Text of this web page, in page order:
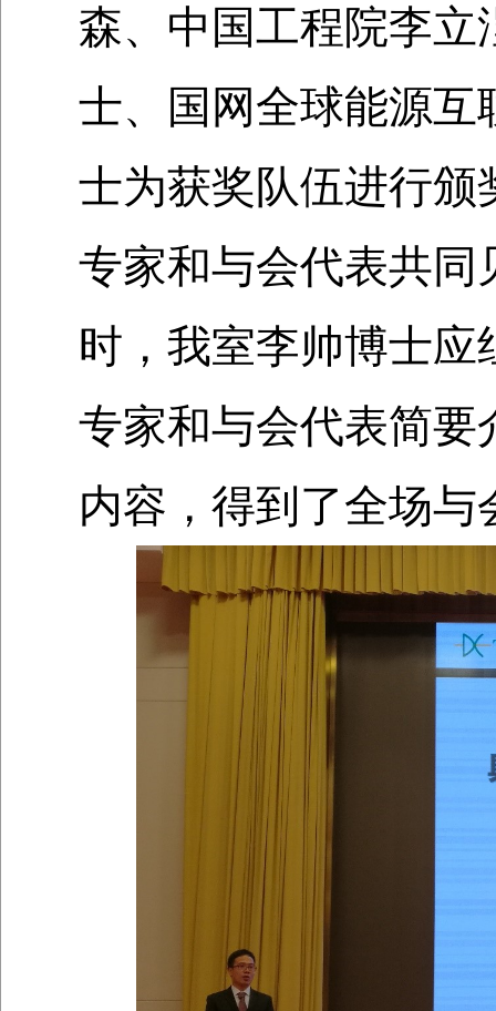
森、中国工程院李
士、国网全球能源
士为获奖队伍进行
专家和与会代表共
时，我室李帅博士
专家和与会代表简
内容，得到了全场